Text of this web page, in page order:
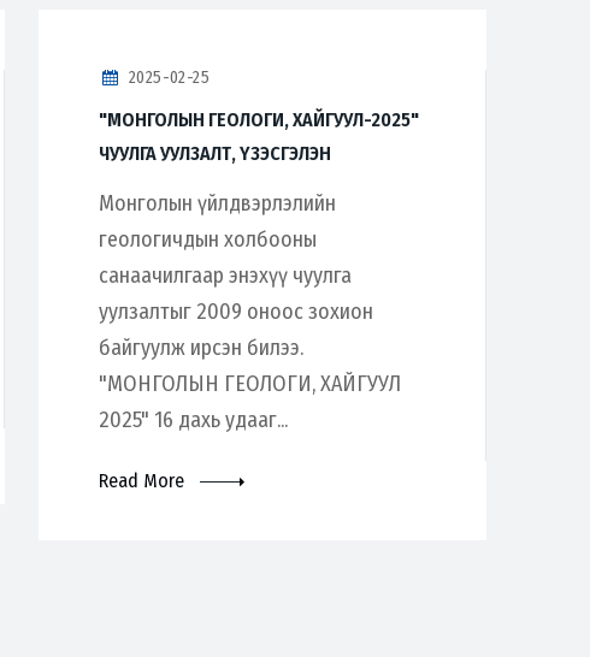
2025-02-25
"МОНГОЛЫН ГЕОЛОГИ, ХАЙГУУЛ-2025"
ЧУУЛГА УУЛЗАЛТ, ҮЗЭСГЭЛЭН
Монголын үйлдвэрлэлийн
геологичдын холбооны
санаачилгаар энэхүү чуулга
уулзалтыг 2009 оноос зохион
байгуулж ирсэн билээ.
"МОНГОЛЫН ГЕОЛОГИ, ХАЙГУУЛ
2025" 16 дахь удааг...
Read More